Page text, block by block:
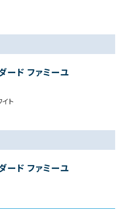
ード ファミーユ
ト
ード ファミーユ